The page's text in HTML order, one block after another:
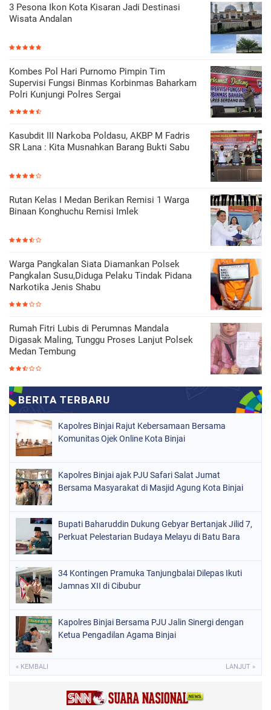
3 Pesona Ikon Kota Kisaran Jadi Destinasi
Wisata Andalan
Kombes Pol Hari Purnomo Pimpin Tim
Supervisi Fungsi Binmas Korbinmas Baharkam
Polri Kunjungi Polres Sergai
Kasubdit III Narkoba Poldasu, AKBP M Fadris
SR Lana : Kita Musnahkan Barang Bukti Sabu
Rutan Kelas I Medan Berikan Remisi 1 Warga
Binaan Konghuchu Remisi Imlek
Warga Pangkalan Siata Diamankan Polsek
Pangkalan Susu,Diduga Pelaku Tindak Pidana
Narkotika Jenis Shabu
Rumah Fitri Lubis di Perumnas Mandala
Digasak Maling, Tunggu Proses Lanjut Polsek
Medan Tembung
Kapolres Binjai Rajut Kebersamaan Bersama
Komunitas Ojek Online Kota Binjai
Kapolres Binjai ajak PJU Safari Salat Jumat
Bersama Masyarakat di Masjid Agung Kota Binjai
Bupati Baharuddin Dukung Gebyar Bertanjak Jilid 7,
Perkuat Pelestarian Budaya Melayu di Batu Bara
34 Kontingen Pramuka Tanjungbalai Dilepas Ikuti
Jamnas XII di Cibubur
Kapolres Binjai Bersama PJU Jalin Sinergi dengan
Ketua Pengadilan Agama Binjai
« KEMBALI LANJUT »